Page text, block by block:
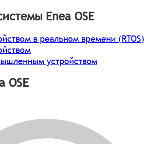
Enea OSE
в реальном времени (RTOS)
устройством
OSE